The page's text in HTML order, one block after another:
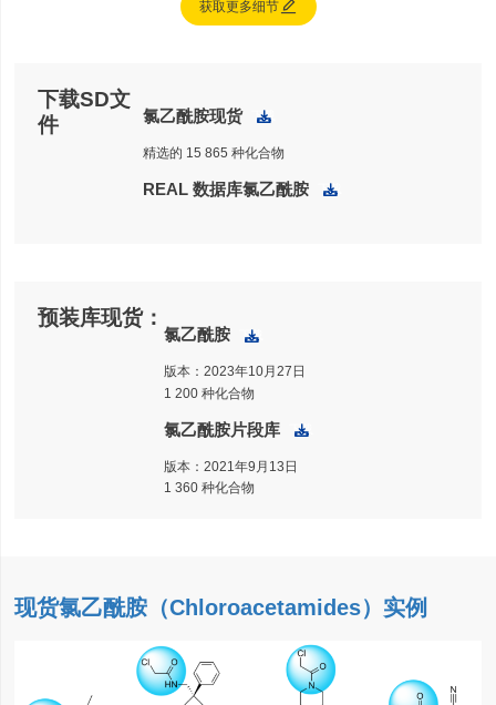
获取更多细节
下载SD文
件
氯乙酰胺现货 下载
精选的 15 865 种化合物
REAL 数据库氯乙酰胺 下载
预装库现货：
氯乙酰胺 下载
版本：2023年10月27日
1 200 种化合物
氯乙酰胺片段库 下载
版本：2021年9月13日
1 360 种化合物
现货氯乙酰胺（Chloroacetamides） 实例